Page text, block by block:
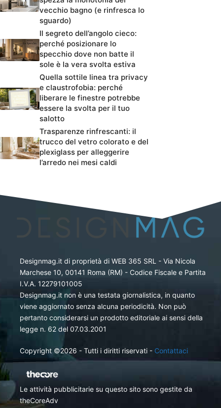
vecchio bagno (e rinfresca lo
sguardo)
Il segreto dell’angolo cieco:
perché posizionare lo
specchio dove non batte il
sole è la vera svolta estiva
Quella sottile linea tra privacy
e claustrofobia: perché
liberare le finestre potrebbe
essere la svolta per il tuo
salotto
Trasparenze rinfrescanti: il
trucco del vetro colorato e del
plexiglass per alleggerire
l’arredo nei mesi caldi
Designmag.it di proprietà di WEB 365 SRL - Via Nicola
Marchese 10, 00141 Roma (RM) - Codice Fiscale e Partita
I.V.A. 12279101005
Designmag.it non è una testata giornalistica, in quanto
viene aggiornato senza alcuna periodicità. Non può
pertanto considerarsi un prodotto editoriale ai sensi della
legge n. 62 del 07.03.2001
Copyright ©2026 - Tutti i diritti riservati - Contattaci
Le attività pubblicitarie su questo sito sono gestite da
theCoreAdv